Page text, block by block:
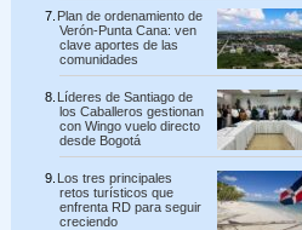
Plan de ordenamiento de
Verón-Punta Cana: ven
clave aportes de las
comunidades
Líderes de Santiago de
los Caballeros gestionan
con Wingo vuelo directo
desde Bogotá
Los tres principales
retos turísticos que
enfrenta RD para seguir
creciendo